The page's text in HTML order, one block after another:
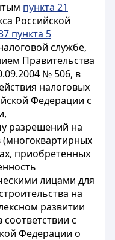
пункта 21
Российской
пункта 5
службе,
Правительства
№ 506, в
налоговых
Федерации с
разрешений на
приобретенных
лицами для
на
развитии
с
Федерации о